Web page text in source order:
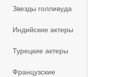
Звезды голливуда
Индийские актеры
Турецкие актеры
Французские